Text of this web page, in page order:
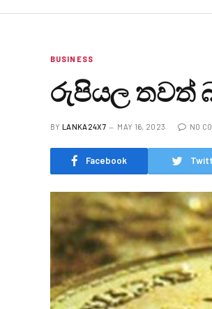
BUSINESS
රුපියල තවත්
BY LANKA24X7 MAY 16, 2023 NO
Facebook